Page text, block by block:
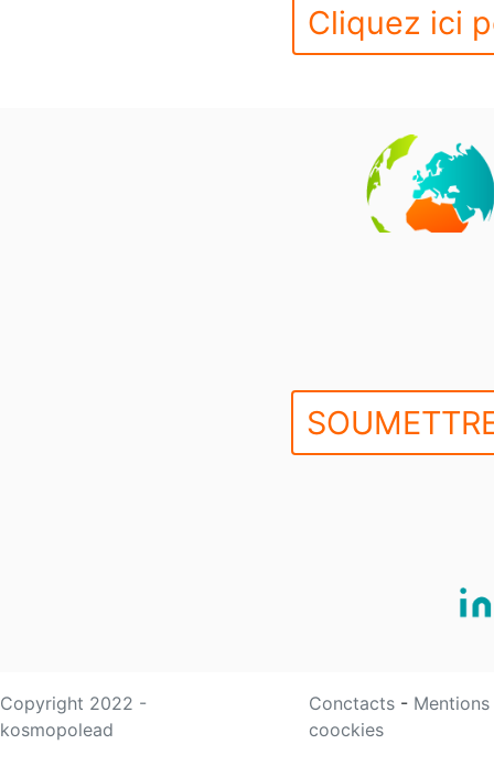
Cliquez ici
Copyright 2022 -
kosmopolead
Conctacts -
coockies